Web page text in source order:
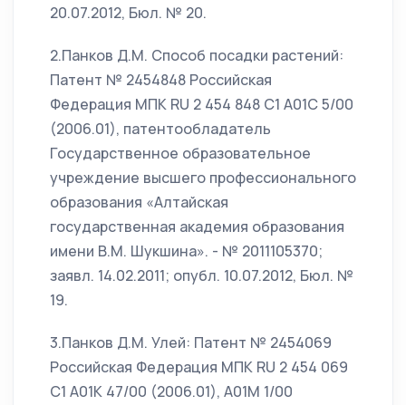
20.07.2012, Бюл. № 20.
2.Панков Д.М. Способ посадки растений:
Патент № 2454848 Российская
Федерация МПК RU 2 454 848 С1 А01С 5/00
(2006.01), патентообладатель
Государственное образовательное
учреждение высшего профессионального
образования «Алтайская
государственная академия образования
имени В.М. Шукшина». - № 2011105370;
заявл. 14.02.2011; опубл. 10.07.2012, Бюл. №
19.
3.Панков Д.М. Улей: Патент № 2454069
Российская Федерация МПК RU 2 454 069
С1 А01К 47/00 (2006.01), А01М 1/00